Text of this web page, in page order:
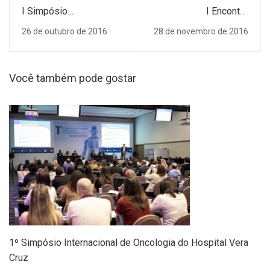
I Simpósio
Multidisciplinar de
26 de outubro de 2016
I Encontro
Multidisciplinar de
28 de novembro de 2016
Você também pode gostar
1º Simpósio Internacional de Oncologia do Hospital Vera
Cruz